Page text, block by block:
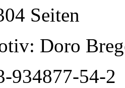
Seiten
Doro
934877-54-2